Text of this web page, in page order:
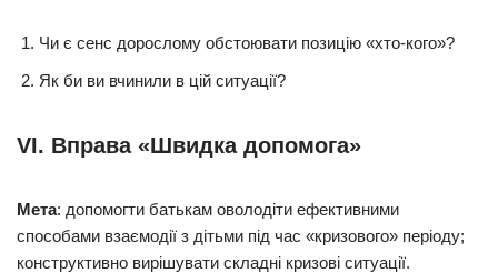
Чи є сенс дорослому обстоювати позицію «хто-кого»?
Як би ви вчинили в цій ситуації?
VI. Вправа «Швидка допомога»
Мета: допомогти батькам оволодіти ефективними
способами взаємодії з дітьми під час «кризового» періоду;
конструктивно вирішувати складні кризові ситуації.